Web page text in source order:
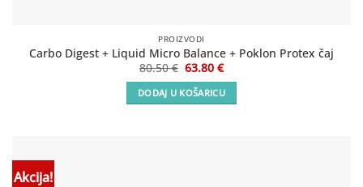
PROIZVODI
Carbo Digest + Liquid Micro Balance + Poklon Protex čaj
80.50€ Izvorna
bila
je:
80.50 €.
63.80€Trenutna
je:
63.80 €.
DODAJ U KOŠARICU
Akcija!